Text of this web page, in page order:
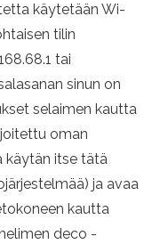
käytetään Wi-
tilin
tai
sinun on
selaimen kautta
oman
käytän itse tätä
ja avaa
kautta
deco -